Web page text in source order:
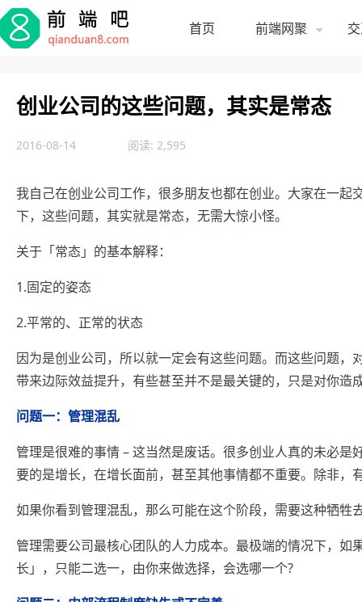
首页 前端网聚
创业公司的这些问题，其实是常态
2016-08-14 阅读: 2,595
我自己在创业公司工作，很多朋友也都在创业。大家在一
下，这些问题，其实就是常态，无需大惊小怪。
关于「常态」的基本解释：
1.固定的姿态
2.平常的、正常的状态
因为是创业公司，所以就一定会有这些问题。而这些问题
带来边际效益提升，有些甚至并不是最关键的，只是对你
问题一：管理混乱
管理是很难的事情 – 这当然是废话。很多创业人真的未必
要的是增长，在增长面前，甚至其他事情都不重要。除非，
如果你看到管理混乱，那么可能在这个阶段，需要这种牺牲
管理需要公司最核心团队的人力成本。最极端的情况下，
长」，只能二选一，由你来做选择，会选哪一个?